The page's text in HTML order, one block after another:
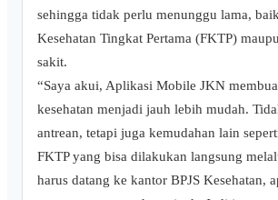
sehingga tidak perlu menunggu lama,
Kesehatan Tingkat Pertama (FKTP)
sakit.
“Saya akui, Aplikasi Mobile JKN
kesehatan menjadi jauh lebih mudah.
antrean, tetapi juga kemudahan lain
FKTP yang bisa dilakukan langsung
harus datang ke kantor BPJS Kesehatan,